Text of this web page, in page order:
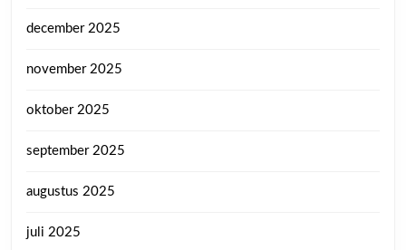
december 2025
november 2025
oktober 2025
september 2025
augustus 2025
juli 2025